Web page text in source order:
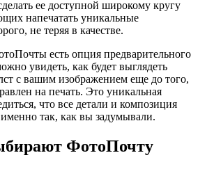
ее доступной широкому кругу
напечатать уникальные
не теряя в качестве.
есть опция предварительного
увидеть, как будет выглядеть
с вашим изображением еще до того,
на печать. Это уникальная
что все детали и композиция
именно так, как вы задумывали.
ФотоПочту